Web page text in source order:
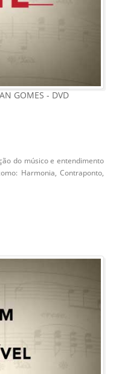
GOMES - DVD
do músico e entendimento
Harmonia, Contraponto,